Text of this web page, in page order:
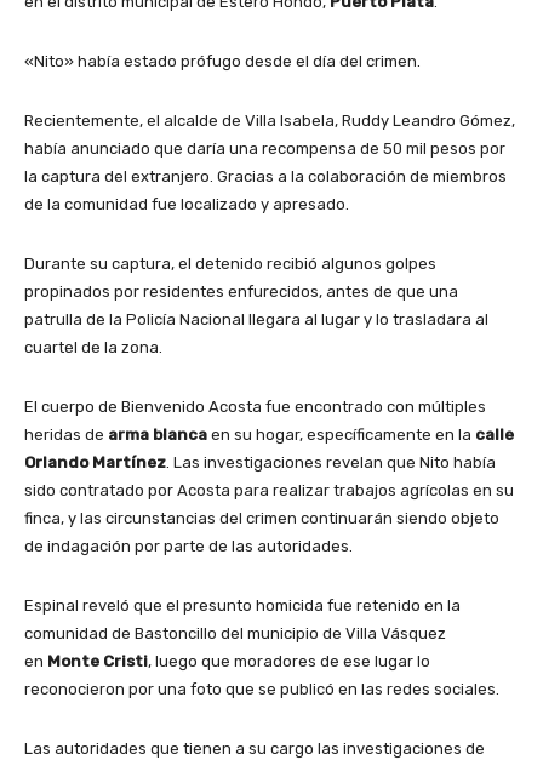
«Nito» había estado prófugo desde el día del crimen.
Recientemente, el alcalde de Villa Isabela, Ruddy Leandro Gómez,
había anunciado que daría una recompensa de 50 mil pesos por
la captura del extranjero. Gracias a la colaboración de miembros
de la comunidad fue localizado y apresado.
Durante su captura, el detenido recibió algunos golpes
propinados por residentes enfurecidos, antes de que una
patrulla de la Policía Nacional llegara al lugar y lo trasladara al
cuartel de la zona.
El cuerpo de Bienvenido Acosta fue encontrado con múltiples
heridas de arma blanca en su hogar, específicamente en la calle
Orlando Martínez. Las investigaciones revelan que Nito había
sido contratado por Acosta para realizar trabajos agrícolas en su
finca, y las circunstancias del crimen continuarán siendo objeto
de indagación por parte de las autoridades.
Espinal reveló que el presunto homicida fue retenido en la
comunidad de Bastoncillo del municipio de Villa Vásquez
en Monte Cristi, luego que moradores de ese lugar lo
reconocieron por una foto que se publicó en las redes sociales.
Las autoridades que tienen a su cargo las investigaciones de